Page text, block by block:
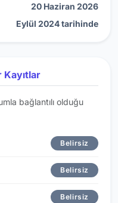
20 Haziran 2026
Eylül 2024 tarihinde
Kayıtlar
bağlantılı olduğu
Belirsiz
Belirsiz
Belirsiz